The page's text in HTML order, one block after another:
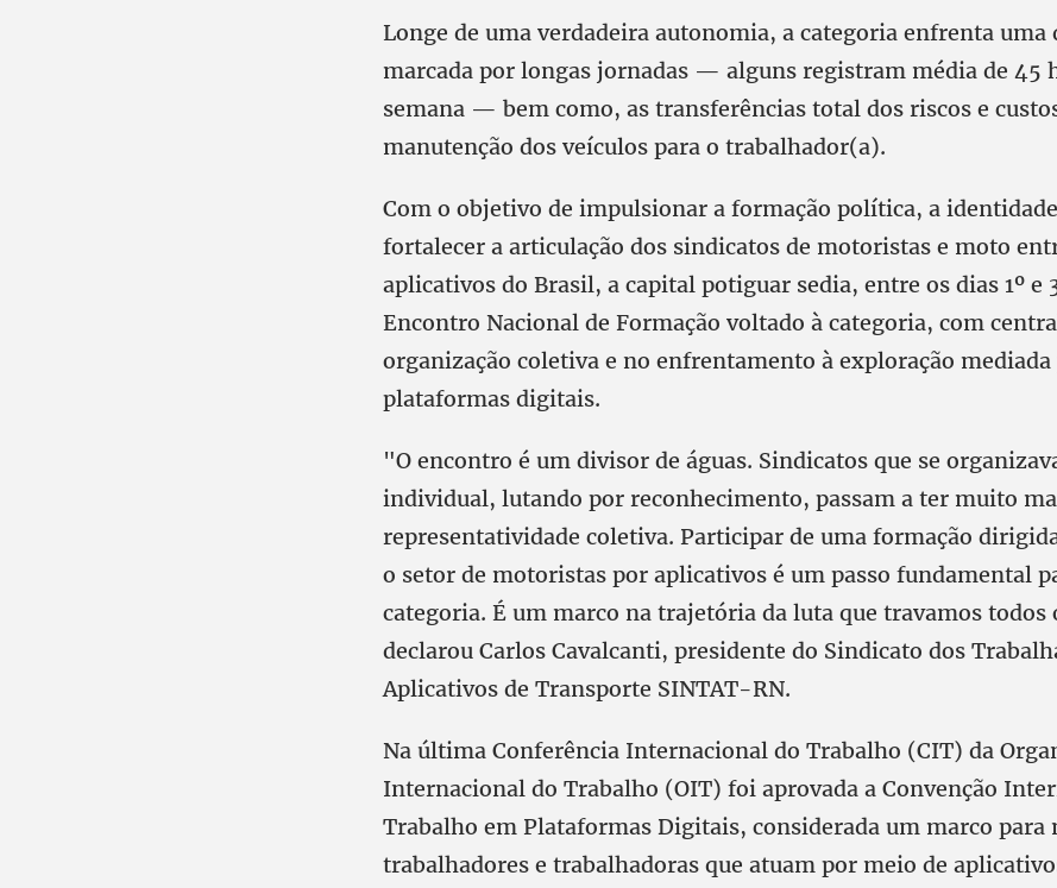
Longe de uma verdadeira autonomia, a categoria enfrenta uma
marcada por longas jornadas — alguns registram média de 45
semana — bem como, as transferências total dos riscos e
manutenção dos veículos para o trabalhador(a).
Com o objetivo de impulsionar a formação política, a identidade
fortalecer a articulação dos sindicatos de motoristas e moto
aplicativos do Brasil, a capital potiguar sedia, entre os dias 1º e
Encontro Nacional de Formação voltado à categoria, com
organização coletiva e no enfrentamento à exploração mediada
plataformas digitais.
"O encontro é um divisor de águas. Sindicatos que se
individual, lutando por reconhecimento, passam a ter muito
representatividade coletiva. Participar de uma formação
o setor de motoristas por aplicativos é um passo fundamental
categoria. É um marco na trajetória da luta que travamos todos
declarou Carlos Cavalcanti, presidente do Sindicato dos
Aplicativos de Transporte SINTAT-RN.
Na última Conferência Internacional do Trabalho (CIT) da
Internacional do Trabalho (OIT) foi aprovada a Convenção
Trabalho em Plataformas Digitais, considerada um marco para
trabalhadores e trabalhadoras que atuam por meio de